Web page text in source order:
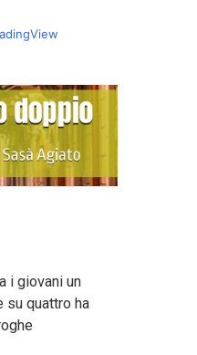
i giovani un
su quattro ha